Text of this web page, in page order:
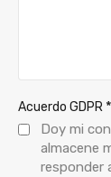
Acuerdo GDPR *
Doy mi
almacene
responder